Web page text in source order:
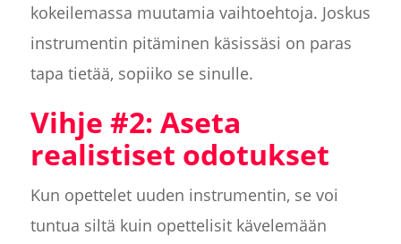
kokeilemassa muutamia vaihtoehtoja. Joskus
instrumentin pitäminen käsissäsi on paras
tapa tietää, sopiiko se sinulle.
Vihje #2: Aseta
realistiset odotukset
Kun opettelet uuden instrumentin, se voi
tuntua siltä kuin opettelisit kävelemään